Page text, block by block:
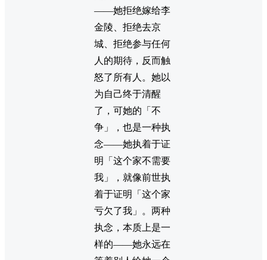
——她拒绝嫁给李
金陵、拒绝去京
城、拒绝参与任何
人的期待，反而触
怒了所有人。她以
为自己终于清醒
了，可她的「不
争」，也是一种执
念——她执着于证
明「这个家不需要
我」，就像前世执
着于证明「这个家
亏欠了我」。两种
执念，本质上是一
样的——她永远在